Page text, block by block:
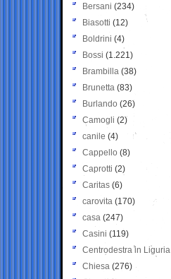
Bersani (234)
Biasotti (12)
Boldrini (4)
Bossi (1.221)
Brambilla (38)
Brunetta (83)
Burlando (26)
Camogli (2)
canile (4)
Cappello (8)
Caprotti (2)
Caritas (6)
carovita (170)
casa (247)
Casini (119)
Centrodestra in Liguria
Chiesa (276)